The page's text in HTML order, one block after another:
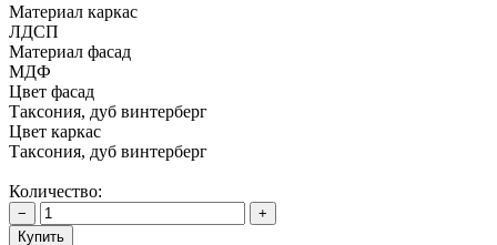
Материал каркас
ЛДСП
Материал фасад
МДФ
Цвет фасад
Таксония, дуб винтерберг
Цвет каркас
Таксония, дуб винтерберг
Количество:
−
+
Купить